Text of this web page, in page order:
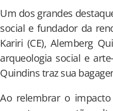
Um dos grandes
social e fundador da
Kariri (CE), Alemberg
arqueologia social e
Quindins traz sua
Ao relembrar o